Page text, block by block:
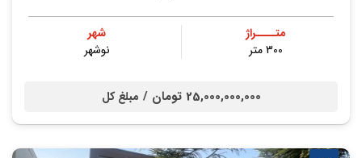
متــــراژ
300 متر
شهر
نوشهر
25,000,000,000 تومان / مبلغ کل